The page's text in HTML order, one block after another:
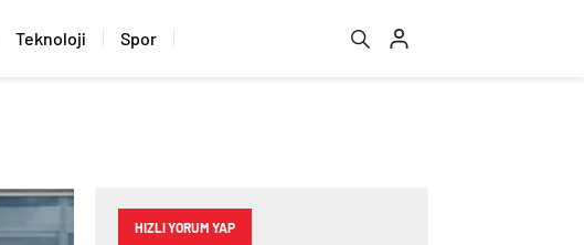
Teknoloji Spor
HIZLI YORUM YAP